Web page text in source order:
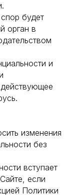
будет
орган в
и
изменения
без
вступает
если
Политики